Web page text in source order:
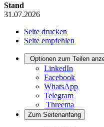
Stand
31.07.2026
Seite drucken
Seite empfehlen
Optionen zum Teilen
LinkedIn
Facebook
WhatsApp
Telegram
Threema
Zum Seitenanfang